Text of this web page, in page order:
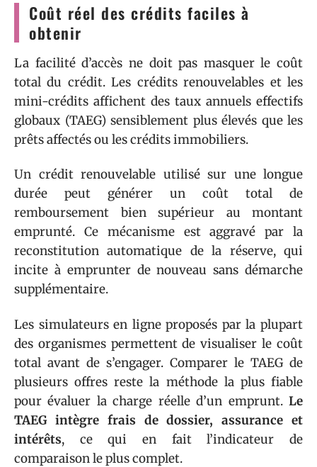
Coût réel des crédits faciles à
obtenir
La facilité d’accès ne doit pas masquer le coût
total du crédit. Les crédits renouvelables et les
mini-crédits affichent des taux annuels effectifs
globaux (TAEG) sensiblement plus élevés que les
prêts affectés ou les crédits immobiliers.
Un crédit renouvelable utilisé sur une longue
durée peut générer un coût total de
remboursement bien supérieur au montant
emprunté. Ce mécanisme est aggravé par la
reconstitution automatique de la réserve, qui
incite à emprunter de nouveau sans démarche
supplémentaire.
Les simulateurs en ligne proposés par la plupart
des organismes permettent de visualiser le coût
total avant de s’engager. Comparer le TAEG de
plusieurs offres reste la méthode la plus fiable
pour évaluer la charge réelle d’un emprunt. Le
TAEG intègre frais de dossier, assurance et
intérêts, ce qui en fait l’indicateur de
comparaison le plus complet.